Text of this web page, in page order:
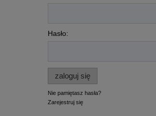
Hasło:
zaloguj się
Nie pamiętasz hasła?
Zarejestruj się